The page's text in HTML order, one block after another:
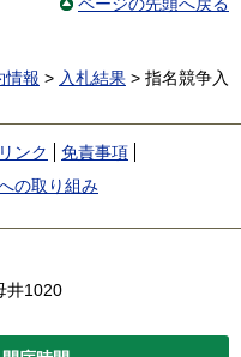
ページの先頭へ戻る
情報 > 入札結果 > 指名競争入
ンク
免責事項
の取り組み
井1020